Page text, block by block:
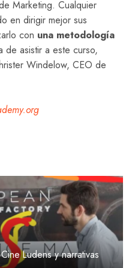
Marketing. Cualquier
en dirigir mejor sus
con una metodología
de asistir a este curso,
Windelow, CEO de
Ludens y narrativas